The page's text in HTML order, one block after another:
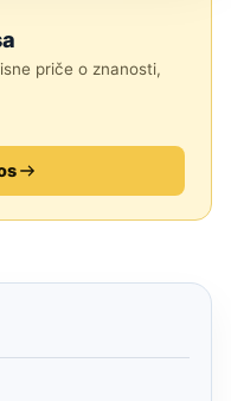
priče o znanosti,